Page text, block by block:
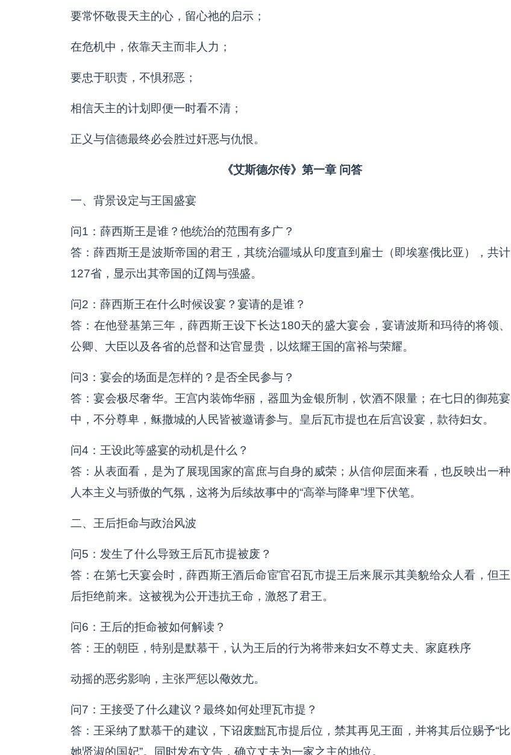
要常怀敬畏天主的心，留心祂的启示；
在危机中，依靠天主而非人力；
要忠于职责，不惧邪恶；
相信天主的计划即便一时看不清；
正义与信德最终必会胜过奸恶与仇恨。
《艾斯德尔传》第一章 问答
一、背景设定与王国盛宴
问1：薛西斯王是谁？他统治的范围有多广？
答：薛西斯王是波斯帝国的君王，其统治疆域从印度直到雇士（即埃塞俄比亚），共计
127省，显示出其帝国的辽阔与强盛。
问2：薛西斯王在什么时候设宴？宴请的是谁？
答：在他登基第三年，薛西斯王设下长达180天的盛大宴会，宴请波斯和玛待的将领、
公卿、大臣以及各省的总督和达官显贵，以炫耀王国的富裕与荣耀。
问3：宴会的场面是怎样的？是否全民参与？
答：宴会极尽奢华。王宫内装饰华丽，器皿为金银所制，饮酒不限量；在七日的御苑宴
中，不分尊卑，稣撒城的人民皆被邀请参与。皇后瓦市提也在后宫设宴，款待妇女。
问4：王设此等盛宴的动机是什么？
答：从表面看，是为了展现国家的富庶与自身的威荣；从信仰层面来看，也反映出一种
人本主义与骄傲的气氛，这将为后续故事中的“高举与降卑”埋下伏笔。
二、王后拒命与政治风波
问5：发生了什么导致王后瓦市提被废？
答：在第七天宴会时，薛西斯王酒后命宦官召瓦市提王后来展示其美貌给众人看，但王
后拒绝前来。这被视为公开违抗王命，激怒了君王。
问6：王后的拒命被如何解读？
答：王的朝臣，特别是默慕干，认为王后的行为将带来妇女不尊丈夫、家庭秩序
动摇的恶劣影响，主张严惩以儆效尤。
问7：王接受了什么建议？最终如何处理瓦市提？
答：王采纳了默慕干的建议，下诏废黜瓦市提后位，禁其再见王面，并将其后位赐予“比
她贤淑的国妃”。同时发布文告，确立丈夫为一家之主的地位。